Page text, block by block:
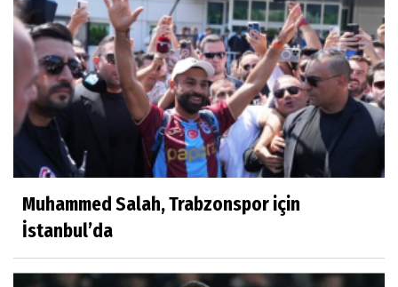
Muhammed Salah, Trabzonspor için
İstanbul’da